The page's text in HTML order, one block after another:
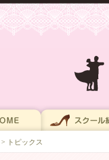
> トピックス